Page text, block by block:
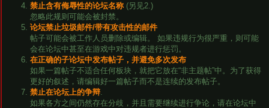
禁止含有侮辱性的论坛名称 (另见2.)
忽略此规则可能会被封禁。
论坛禁止垃圾邮件/带有攻击性的邮件
帖子可能会被工作人员删除或编辑。 如果违规行为很严重，则可能
会在论坛中甚至在游戏中对违规者进行惩罚。
在正确的子论坛中发布帖子，并避免多次发布
如果一篇帖子不适合任何板块，就把它放在“非主题帖”中。为了获得
更好的叙述，请编辑好一篇帖子而不是连续的发布帖子。
禁止在论坛上的争辩
如果各方之间仍然存在分歧，并且需要继续进行争论，请在论坛中